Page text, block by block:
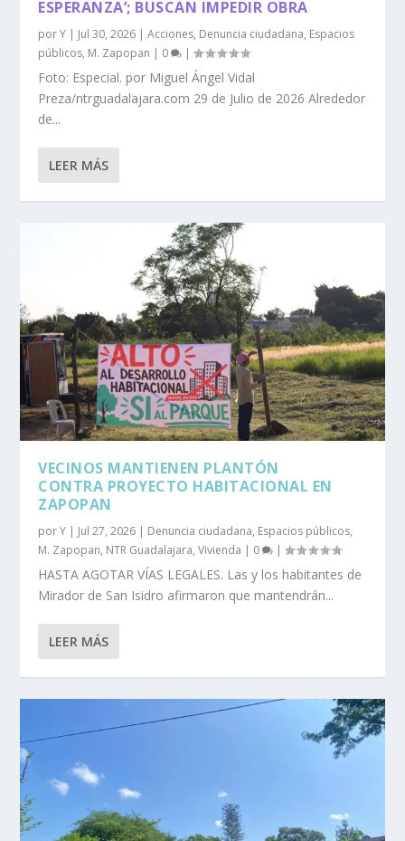
ESPERANZA’; BUSCAN IMPEDIR OBRA
porY | Jul 30, 2026 |Acciones, Denuncia ciudadana, Espacios
públicos, M. Zapopan | 0 |
Foto: Especial. por Miguel Ángel Vidal
Preza/ntrguadalajara.com 29 de Julio de 2026 Alrededor
de...
LEER MÁS
VECINOS MANTIENEN PLANTÓN
CONTRA PROYECTO HABITACIONAL EN
ZAPOPAN
porY Jul 27, 2026 Denuncia ciudadana, Espacios públicos,
M. Zapopan, NTR Guadalajara,Vivienda 0 |
HASTA AGOTAR VÍAS LEGALES. Las y los habitantes de
Mirador de San Isidro afirmaron que mantendrán...
LEER MÁS